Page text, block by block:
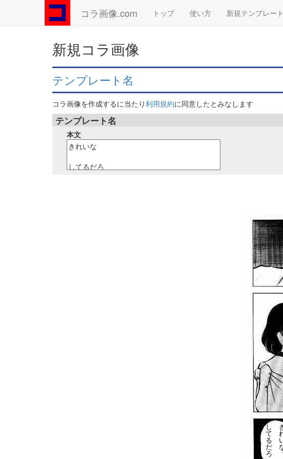
コラ画像.com トップ 使い方 新規テンプレート
新規コラ画像
テンプレート名
コラ画像を作成するに当たり利用規約に同意したとみなします
テンプレート名
本文